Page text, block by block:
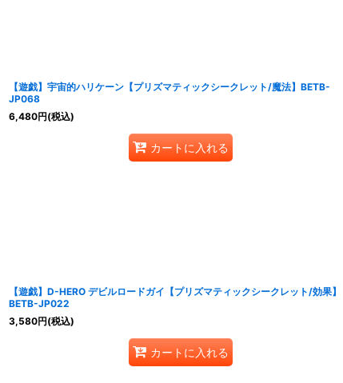
【遊戯】宇宙的ハリケーン【プリズマティックシークレット/魔法】BETB-
JP068
6,480円(税込)
カートに入れる
【遊戯】D-HERO デビルロードガイ【プリズマティックシークレット/効果】
BETB-JP022
3,580円(税込)
カートに入れる